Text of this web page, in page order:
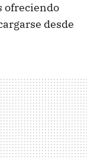
ofreciendo
desde